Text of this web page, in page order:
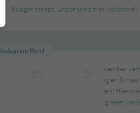
Budget recept: Linzensoep met kokosmelk
Instagram Merel